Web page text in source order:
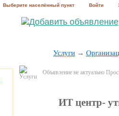
Выберите населённый пункт Войти
Услуги→
Объявление не актуально
ИТ центр-